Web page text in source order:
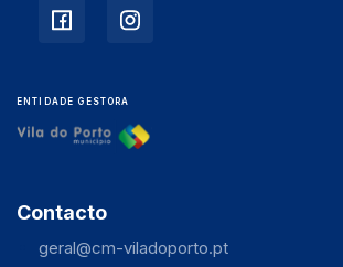
ENTIDADE GESTORA
Contacto
geral@cm-viladoporto.pt